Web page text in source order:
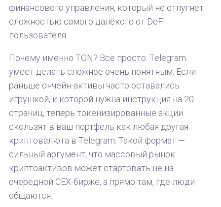
финансового управления, который не отпугнёт
сложностью самого далёкого от DeFi
пользователя.
Почему именно TON? Всё просто: Telegram
умеет делать сложное очень понятным. Если
раньше ончейн-активы часто оставались
игрушкой, к которой нужна инструкция на 20
страниц, теперь токенизированные акции
скользят в ваш портфель как любая другая
криптовалюта в Telegram. Такой формат —
сильный аргумент, что массовый рынок
криптоактивов может стартовать не на
очередной CEX-бирже, а прямо там, где люди
общаются.